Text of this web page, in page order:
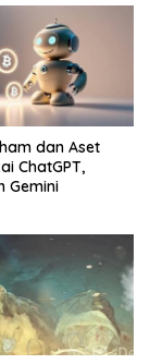
dan Aset
ChatGPT,
Gemini